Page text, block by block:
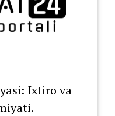
Ixtiro va